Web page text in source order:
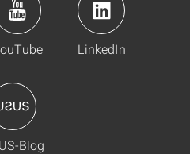
LinkedIn
Blog